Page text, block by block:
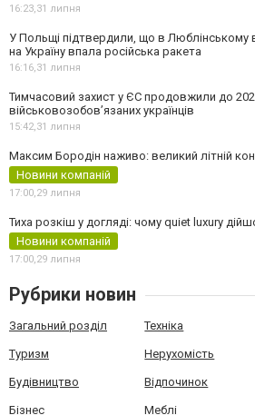
16:23,31 липня
У Польщі підтвердили, що в Люблінському
на Україну впала російська ракета
16:16,31 липня
Тимчасовий захист у ЄС продовжили до
військовозобов’язаних українців
15:42,31 липня
Максим Бородін наживо: великий літній
Новини компаній
17:00,29 липня
Тиха розкіш у догляді: чому quiet luxury
Новини компаній
17:00,29 липня
Рубрики новин
Загальний розділ Техніка
Туризм Нерухомість
Будівництво Відпочинок
Бізнес Меблі